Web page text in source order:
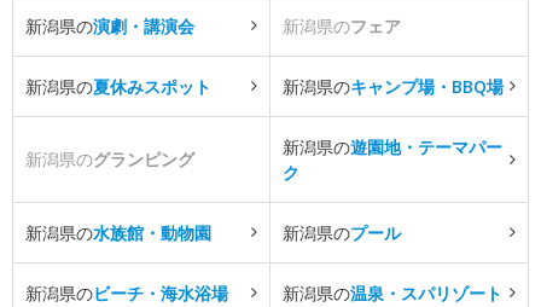
新潟県の演劇・講演会 新潟県のフェア
新潟県の夏休みスポット 新潟県のキャンプ場・BBQ場
新潟県のグランピング
新潟県の遊園地・テーマパー
ク
新潟県の水族館・動物園 新潟県のプール
新潟県のビーチ・海水浴場 新潟県の温泉・スパリゾート